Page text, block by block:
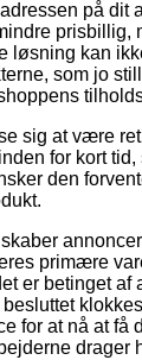
på dit
prisbillig,
løsning kan
som jo
sig at være
for kort
den
primære
er betinget af
besluttet
for at nå at få
drager